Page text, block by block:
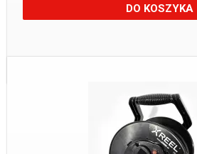
DO KOSZYKA
Dostępne:3 szt